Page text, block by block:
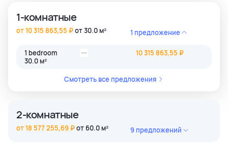
1-комнатные
от 30.0 м²
от 10 315 863,55 ₽ 1 предложение
1 bedroom
30.0 м²
10 315 863,55 ₽
Смотреть все предложения
2-комнатные
от 60.0 м²
от 18 577 255,69 ₽ 9 предложений